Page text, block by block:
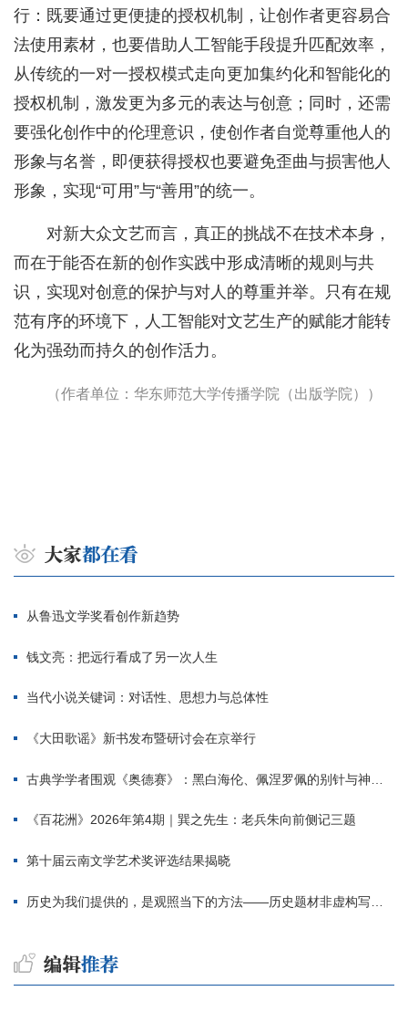
行：既要通过更便捷的授权机制，让创作者更容易合
法使用素材，也要借助人工智能手段提升匹配效率，
从传统的一对一授权模式走向更加集约化和智能化的
授权机制，激发更为多元的表达与创意；同时，还需
要强化创作中的伦理意识，使创作者自觉尊重他人的
形象与名誉，即便获得授权也要避免歪曲与损害他人
形象，实现“可用”与“善用”的统一。
对新大众文艺而言，真正的挑战不在技术本身，
而在于能否在新的创作实践中形成清晰的规则与共
识，实现对创意的保护与对人的尊重并举。只有在规
范有序的环境下，人工智能对文艺生产的赋能才能转
化为强劲而持久的创作活力。
（作者单位：华东师范大学传播学院（出版学院））
从鲁迅文学奖看创作新趋势
钱文亮：把远行看成了另一次人生
当代小说关键词：对话性、思想力与总体性
《大田歌谣》新书发布暨研讨会在京举行
古典学学者围观《奥德赛》：黑白海伦、佩涅罗佩的别针与神秘入侵者
《百花洲》2026年第4期｜巽之先生：老兵朱向前侧记三题
第十届云南文学艺术奖评选结果揭晓
历史为我们提供的，是观照当下的方法——历史题材非虚构写作多人谈